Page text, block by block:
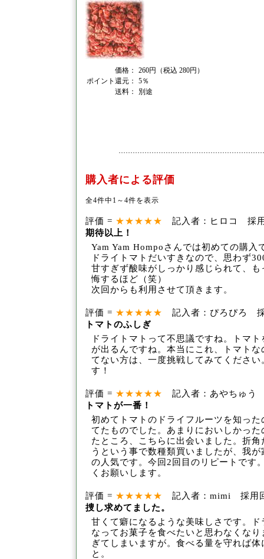
価格：
260円（税込 280円）
ポイント還元：
5％
送料：
別途
購入者による評価
全4件中1～4件を表示
評価 = ★★★★★ 記入者：ヒロコ 採
期待以上！
Yam Yam Hompoさんでは初めての購入
ドライトマトだいすきなので、思わず
甘すぎず酸味がしっかり感 じられて、
悔するほど（笑）
次回からも利用させて頂きます。
評価 = ★★★★★ 記入者：ぴろぴろ
トマトのふしぎ
ドライトマトって不思議ですね。トマ
が出るんですね。本当にこれ、トマト
てない方は、一度挑戦してみてくださ
す！
評価 = ★★★★★ 記入者：あやちゅ
トマトが一番！
初めてトマトのドライフルーツを知っ
て たものでした。あまりにおいしかっ
たと ころ、こちらに出会いました。折
うとい う事で数種類買いましたが、我
の人気です。今回2回目のリピートです
くお願いしま す。
評価 = ★★★★★ 記入者：mimi 採用
捜し求めてました。
甘くて癖になるような美味しさです。
な ってお菓子を食べたいと思わなくな
ぎて しまいますが。食べる量を守れば
と。